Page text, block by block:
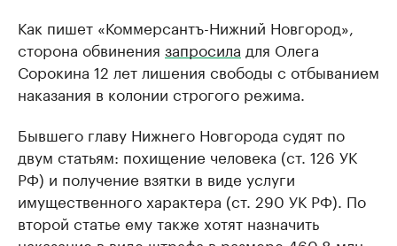
Как пишет «Коммерсантъ-Нижний Новгород»​,
сторона обвинения запросила для Олега
Сорокина 12 лет лишения свободы с отбыванием
наказания в колонии строгого режима.
Бывшего главу Нижнего Новгорода судят по
двум статьям: похищение человека (ст. 126 УК
РФ) и получение взятки в виде услуги
имущественного характера (ст. 290 УК РФ). По
второй статье ему также хотят назначить